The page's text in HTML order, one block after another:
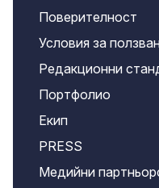
Поверителност
Условия за
Редакционни
Портфолио
Екип
PRESS
Медийни